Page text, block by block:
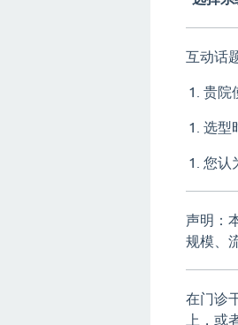
互动话
贵院
选型
您认
声明：
规模、
在门诊
上，